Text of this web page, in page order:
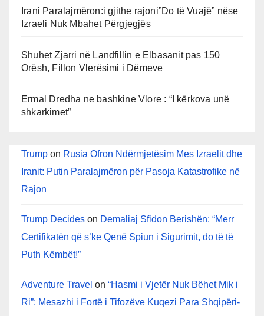
Irani Paralajmëron:i gjithe rajoni”Do të Vuajë” nëse
Izraeli Nuk Mbahet Përgjegjës
Shuhet Zjarri në Landfillin e Elbasanit pas 150
Orësh, Fillon Vlerësimi i Dëmeve
Ermal Dredha ne bashkine Vlore : “I kërkova unë
shkarkimet”
Trump on Rusia Ofron Ndërmjetësim Mes Izraelit dhe
Iranit: Putin Paralajmëron për Pasoja Katastrofike në
Rajon
Trump Decides on Demaliaj Sfidon Berishën: “Merr
Certifikatën që s’ke Qenë Spiun i Sigurimit, do të të
Puth Këmbët!”
Adventure Travel on “Hasmi i Vjetër Nuk Bëhet Mik i
Ri”: Mesazhi i Fortë i Tifozëve Kuqezi Para Shqipëri-